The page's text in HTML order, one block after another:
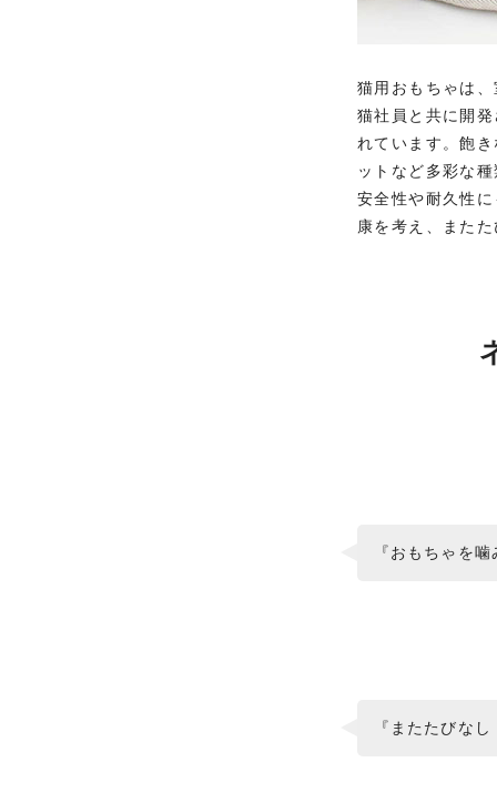
猫用おもちゃは
猫社員と共に開
れています。飽
ットなど多彩な
安全性や耐久性
康を考え、また
『おもちゃを
『またたびな